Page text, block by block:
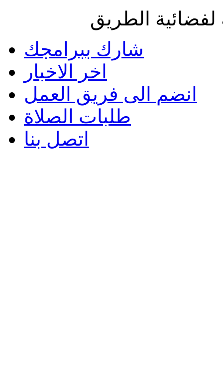
الطريق
شارك ببرامجك
اخر الاخبار
انضم الى فريق العمل
طلبات الصلاة
اتصل بنا